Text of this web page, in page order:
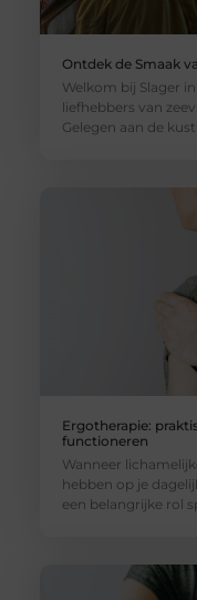
Ontdek de Smaak
Welkom bij Slager
liefhebbers van
Gelegen aan de
Ergotherapie:
functioneren
Wanneer
hebben op je
een belangrijke rol